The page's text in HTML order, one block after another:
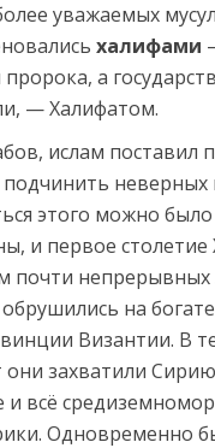
уважаемых
халифами
а
— Халифатом.
ислам поставил
неверных
этого можно
и первое столетие
почти непрерывных
на
Византии. В
они захватили
и всё
Одновременно